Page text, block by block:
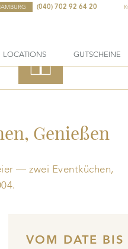
(040) 702 92 64 20
LOCATIONS GUTSCHEINE
Genießen
— zwei Eventküchen,
VOM DATE BIS